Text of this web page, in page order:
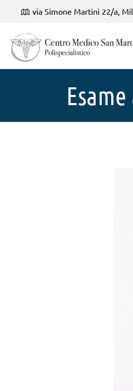
via Simone Martini 22/a,